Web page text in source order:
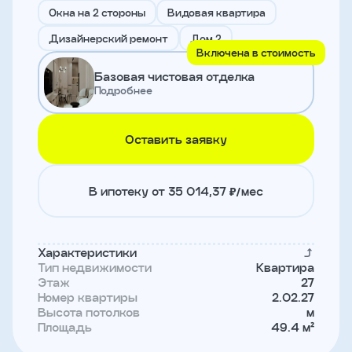
Окна на 2 стороны Видовая квартира
Дизайнерский ремонт Дом 2
Базовая чистовая отделка
Подробнее
Включена в стоимость
Оставить заявку
В ипотеку от 35 014,37 ₽/мес
Характеристики
Тип недвижимости
Квартира
Этаж
27
Номер квартиры
2.02.27
Высота потолков
м
Площадь
49.4 м²
условиями
политики
конфиденциальности
Записаться